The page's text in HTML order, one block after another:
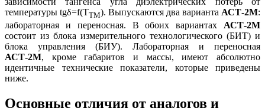
температуры tgδ=f(ТТМ). Выпускаются два варианта АСТ-2М:
лабораторная и переносная. В обоих вариантах АСТ-2М
состоит из блока измерительного технологического (БИТ) и
блока управления (БИУ). Лабораторная и переносная
АСТ-2М, кроме габаритов и массы, имеют абсолютно
идентичные технические показатели, которые приведены
ниже.
Основные отличия от аналогов и